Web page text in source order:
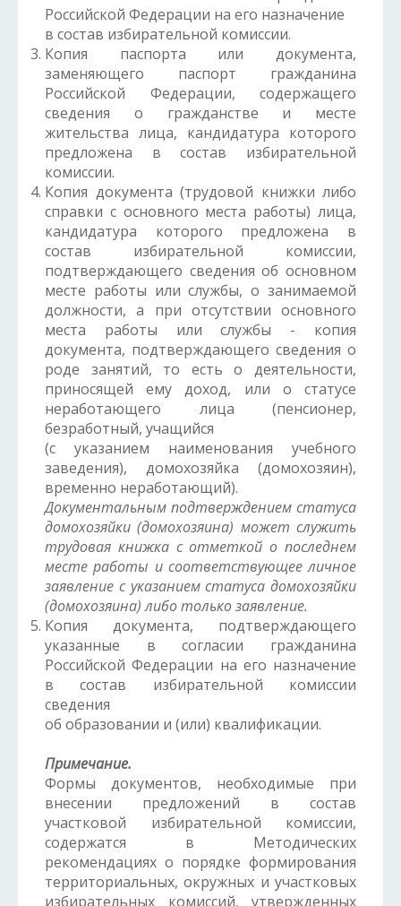
Российской Федерации на его назначение
в состав избирательной комиссии.
Копия паспорта или документа,
заменяющего паспорт гражданина
Российской Федерации, содержащего
сведения о гражданстве и месте
жительства лица, кандидатура которого
предложена в состав избирательной
комиссии.
Копия документа (трудовой книжки либо
справки с основного места работы) лица,
кандидатура которого предложена в
состав избирательной комиссии,
подтверждающего сведения об основном
месте работы или службы, о занимаемой
должности, а при отсутствии основного
места работы или службы - копия
документа, подтверждающего сведения о
роде занятий, то есть о деятельности,
приносящей ему доход, или о статусе
неработающего лица (пенсионер,
безработный, учащийся
(с указанием наименования учебного
заведения), домохозяйка (домохозяин),
временно неработающий).
Документальным подтверждением статуса
домохозяйки (домохозяина) может служить
трудовая книжка с отметкой о последнем
месте работы и соответствующее личное
заявление с указанием статуса домохозяйки
(домохозяина) либо только заявление.
Копия документа, подтверждающего
указанные в согласии гражданина
Российской Федерации на его назначение
в состав избирательной комиссии
сведения
об образовании и (или) квалификации.
Примечание.
Формы документов, необходимые при
внесении предложений в состав
участковой избирательной комиссии,
содержатся в Методических
рекомендациях о порядке формирования
территориальных, окружных и участковых
избирательных комиссий, утвержденных